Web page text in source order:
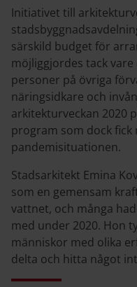
Initiativet till
särskild budget för
möjliggjordes tack
personer på övriga
näringsidkare och
arkitekturveckan 2020
program som dock fick
pandemisituationen.
Stadsarkitekt Emina
som en gemensam
vattnet, och många
med under 2020. Hon
människor med olika
delta och hitta något